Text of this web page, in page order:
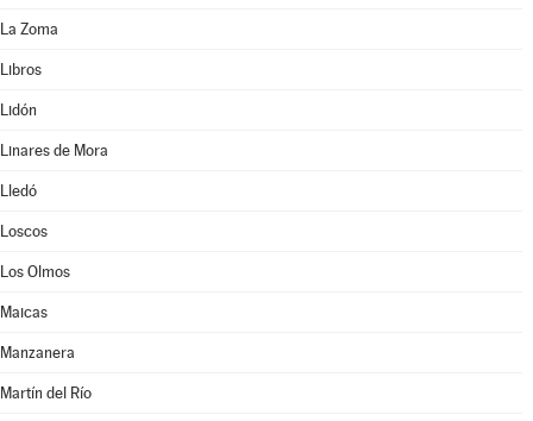
La Zoma
Libros
Lidón
Linares de Mora
Lledó
Loscos
Los Olmos
Maicas
Manzanera
Martín del Río